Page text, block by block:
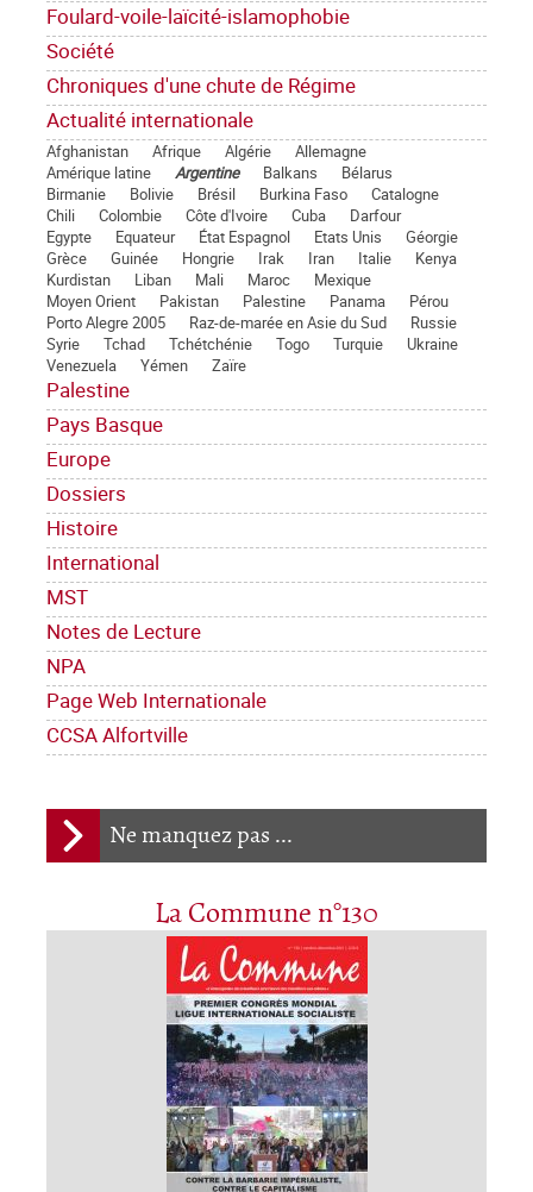
Foulard-voile-laïcité-islamophobie
Société
Chroniques d'une chute de Régime
Actualité internationale
Afghanistan Afrique Algérie
Allemagne
Amérique latine
Argentine Balkans
Bélarus
Birmanie
Bolivie Brésil Burkina Faso
Catalogne
Chili
Colombie Côte d'Ivoire Cuba
Darfour
Egypte
Equateur État Espagnol Etats Unis
Géorgie
Grèce
Guinée Hongrie Irak Iran Italie
Kenya
Kurdistan
Liban Mali Maroc
Mexique
Moyen Orient
Pakistan Palestine Panama
Pérou
Porto Alegre 2005
Raz-de-marée en Asie du Sud
Russie
Syrie
Tchad Tchétchénie Togo Turquie
Ukraine
Venezuela
Yémen Zaïre
Palestine
Pays Basque
Europe
Dossiers
Histoire
International
MST
Notes de Lecture
NPA
Page Web Internationale
CCSA Alfortville
Ne manquez pas ...
La Commune n°130